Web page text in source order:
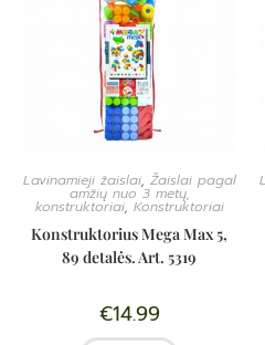
Lavinamieji žaislai, Žaislai pagal
amžių nuo 3 metų,
konstruktoriai, Konstruktoriai
Konstruktorius Mega Max 5,
89 detalės. Art. 5319
€14.99